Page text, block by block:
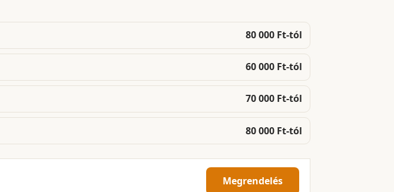
80 000 Ft-tól
60 000 Ft-tól
70 000 Ft-tól
80 000 Ft-tól
Megrendelés